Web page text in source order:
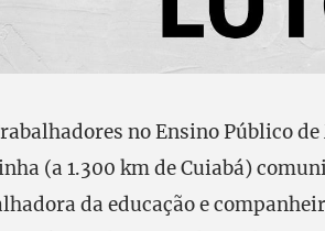
no Ensino Público
(a 1.300 km de Cuiabá)
da educação e